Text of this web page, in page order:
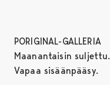
PORIGINAL-GALLERIA
Maanantaisin suljettu.
Vapaa sisäänpääsy.